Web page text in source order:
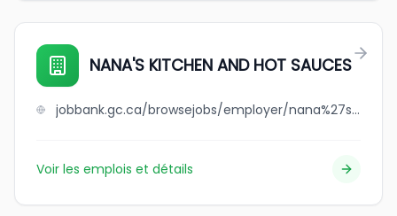
NANA'S KITCHEN AND HOT SAUCES
jobbank.gc.ca/browsejobs/employer/nana%27s+kitchen+and+hot+sauces/ca
Voir les emplois et détails